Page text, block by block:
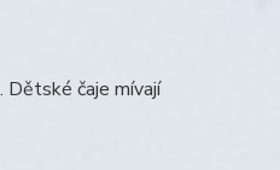
Dětské čaje mívají